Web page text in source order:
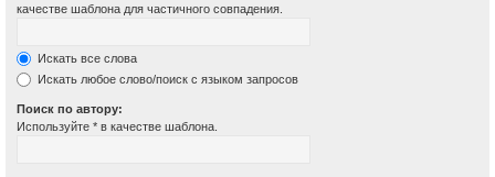
качестве шаблона для частичного совпадения.
Искать все слова
Искать любое слово/поиск с языком запросов
Поиск по автору:
Используйте * в качестве шаблона.